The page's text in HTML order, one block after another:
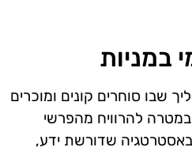
במניות
שבו סוחרים קונים ומוכרים
להרוויח מהפרשי
שדורשת ידע,